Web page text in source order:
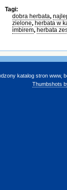
Tagi:
dobra herbata,
zielone, herbata w
imbirem, herbata
katalog stron www,
Thumbshots